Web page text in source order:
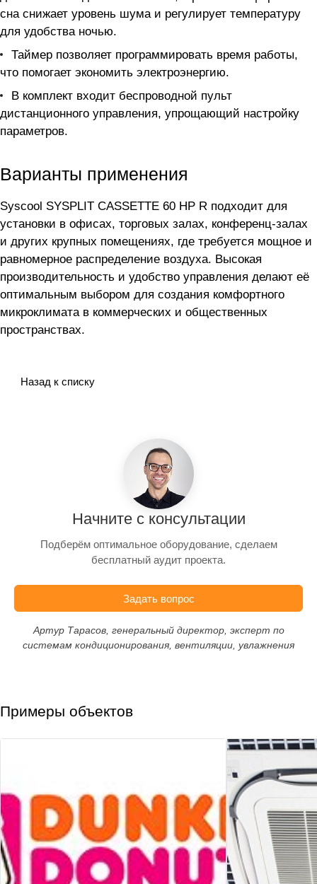
сна снижает уровень шума и регулирует температуру
для удобства ночью.
Таймер позволяет программировать время работы,
что помогает экономить электроэнергию.
В комплект входит беспроводной пульт
дистанционного управления, упрощающий настройку
параметров.
Варианты применения
Syscool SYSPLIT CASSETTE 60 HP R подходит для
установки в офисах, торговых залах, конференц-залах
и других крупных помещениях, где требуется мощное и
равномерное распределение воздуха. Высокая
производительность и удобство управления делают её
оптимальным выбором для создания комфортного
микроклимата в коммерческих и общественных
пространствах.
Назад к списку
Начните с консультации
Подберём оптимальное оборудование, сделаем
бесплатный аудит проекта.
Задать вопрос
Артур Тарасов, генеральный директор, эксперт по
системам кондиционирования, вентиляции, увлажнения
Примеры объектов